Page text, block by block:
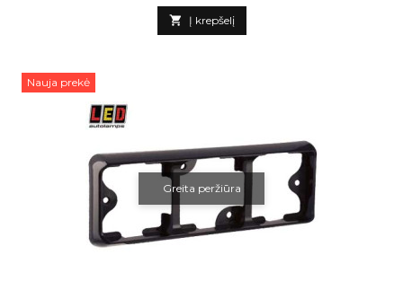
 Į krepšelį
Nauja prekė
Greita peržiūra